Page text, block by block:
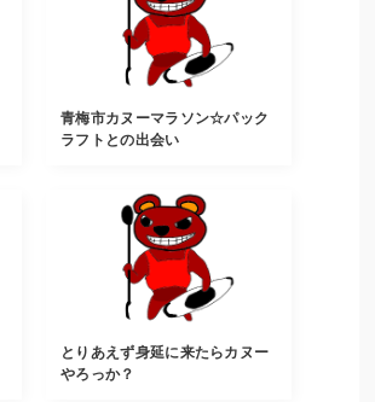
青梅市カヌーマラソン☆パック
ラフトとの出会い
とりあえず身延に来たらカヌー
やろっか？